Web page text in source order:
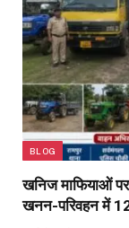
BLOG
खनिज माफियाओं पर
खनन-परिवहन में